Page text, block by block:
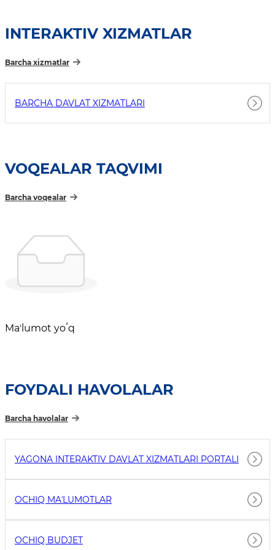
INTERAKTIV XIZMATLAR
Barcha xizmatlar
BARCHA DAVLAT XIZMATLARI
VOQEALAR TAQVIMI
Barcha voqealar
Maʼlumot yoʻq
FOYDALI HAVOLALAR
Barcha havolalar
YAGONA INTERAKTIV DAVLAT XIZMATLARI PORTALI
OCHIQ MAʼLUMOTLAR
OCHIQ BUDJET